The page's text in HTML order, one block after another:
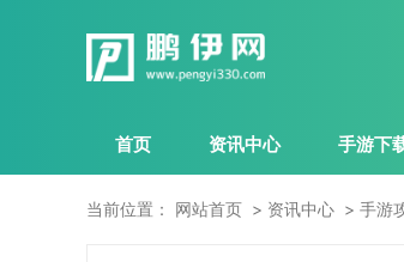
首页 资讯中心 手游下
当前位置： 网站首页 资讯中心 手游